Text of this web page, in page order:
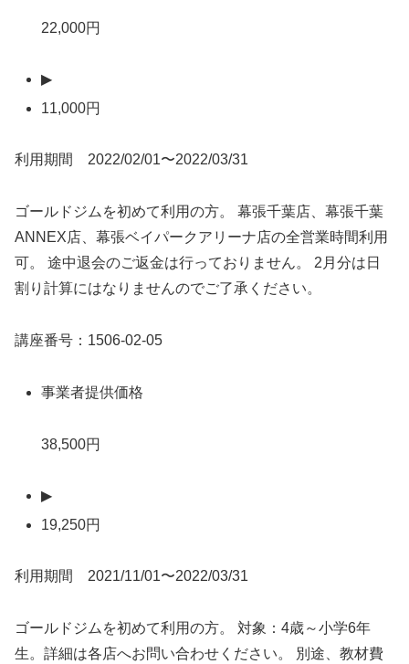
22,000円
▶
11,000円
利用期間 2022/02/01〜2022/03/31
ゴールドジムを初めて利用の方。 幕張千葉店、幕張千葉
ANNEX店、幕張ベイパークアリーナ店の全営業時間利用
可。 途中退会のご返金は行っておりません。 2月分は日
割り計算にはなりませんのでご了承ください。
講座番号：1506-02-05
事業者提供価格
38,500円
▶
19,250円
利用期間 2021/11/01〜2022/03/31
ゴールドジムを初めて利用の方。 対象：4歳～小学6年
生。詳細は各店へお問い合わせください。 別途、教材費